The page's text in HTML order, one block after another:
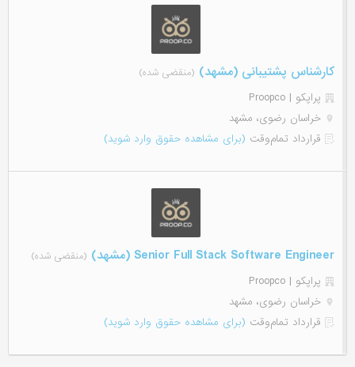
کارشناس پشتیبانی (مشهد) (منقضی شده)
پراپکو | Proopco
خراسان رضوی، مشهد
قرارداد تمام‌وقت (برای مشاهده حقوق وارد شوید)
Senior Full Stack Software Engineer (مشهد) (منقضی شده)
پراپکو | Proopco
خراسان رضوی، مشهد
قرارداد تمام‌وقت (برای مشاهده حقوق وارد شوید)